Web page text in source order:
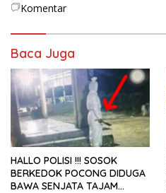
Komentar
Baca Juga
HALLO POLISI !!! SOSOK
BERKEDOK POCONG DIDUGA
BAWA SENJATA TAJAM